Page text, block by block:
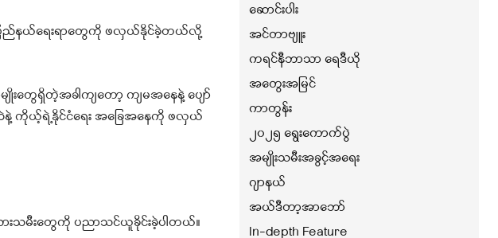
ြည်နယ်ရေးရာတွေကို ဖလှယ်နိုင်ခဲ့တယ်လို့
တွေရှိတဲ့အခါကျတော့ ကျမအနေနဲ့ ပျော်
ကိုယ့်ရဲ့နိုင်ငံရေး အခြေအနေကို ဖလှယ်
သမီးတွေကို ပညာသင်ယူခိုင်းခဲ့ပါတယ်။
ဆောင်းပါး
အင်တာဗျူး
ကရင်နီဘာသာ ရေဒီယို
အတွေးအမြင်
ကာတွန်း
၂၀၂၅ ရွေးကောက်ပွဲ
အမျိုးသမီးအခွင့်အရေး
ဂျာနယ်
အယ်ဒီတာ့အာဘော်
In-depth Feature